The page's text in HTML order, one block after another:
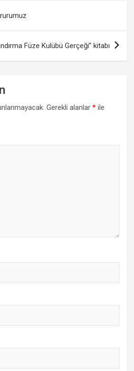
Füze Kulübü Gerçeği” kitabı
Gerekli alanlar * ile